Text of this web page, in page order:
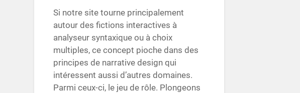
Si notre site tourne principalement
autour des fictions interactives à
analyseur syntaxique ou à choix
multiples, ce concept pioche dans des
principes de narrative design qui
intéressent aussi d’autres domaines.
Parmi ceux-ci, le jeu de rôle. Plongeons